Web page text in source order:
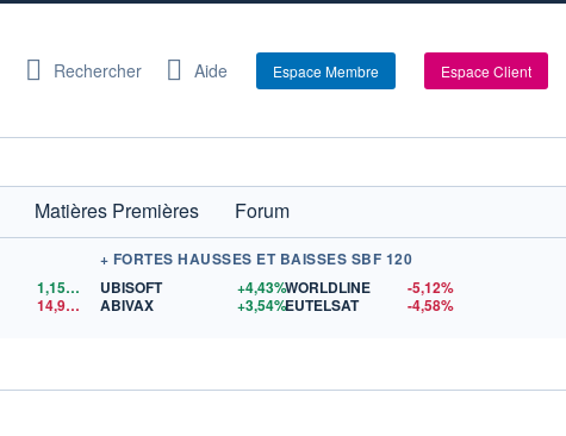
Rechercher Aide Espace Membre Espace Client
Matières Premières
Forum
1,1559
$US
14,90$US
+ FORTES HAUSSES ET BAISSES SBF 120
UBISOFT
+4,43%
ABIVAX
+3,54%
WORLDLINE
-5,12%
EUTELSAT
-4,58%